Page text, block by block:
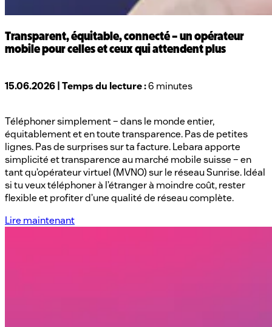
Transparent, équitable, connecté – un opérateur
mobile pour celles et ceux qui attendent plus
15.06.2026 | Temps du lecture :6 minutes
Téléphoner simplement – dans le monde entier,
équitablement et en toute transparence. Pas de petites
lignes. Pas de surprises sur ta facture. Lebara apporte
simplicité et transparence au marché mobile suisse – en
tant qu’opérateur virtuel (MVNO) sur le réseau Sunrise. Idéal
si tu veux téléphoner à l’étranger à moindre coût, rester
flexible et profiter d’une qualité de réseau complète.
Lire maintenant